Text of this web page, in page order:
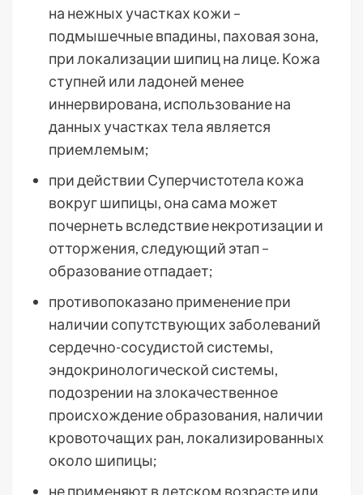
на нежных участках кожи –
подмышечные впадины, паховая зона,
при локализации шипиц на лице. Кожа
ступней или ладоней менее
иннервирована, использование на
данных участках тела является
приемлемым;
при действии Суперчистотела кожа
вокруг шипицы, она сама может
почернеть вследствие некротизации и
отторжения, следующий этап –
образование отпадает;
противопоказано применение при
наличии сопутствующих заболеваний
сердечно-сосудистой системы,
эндокринологической системы,
подозрении на злокачественное
происхождение образования, наличии
кровоточащих ран, локализированных
около шипицы;
не применяют в детском возрасте или